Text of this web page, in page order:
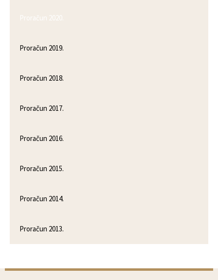
Proračun 2020.
Proračun 2019.
Proračun 2018.
Proračun 2017.
Proračun 2016.
Proračun 2015.
Proračun 2014.
Proračun 2013.